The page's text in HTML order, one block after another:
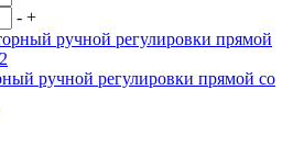
- +
ручной регулировки прямой со